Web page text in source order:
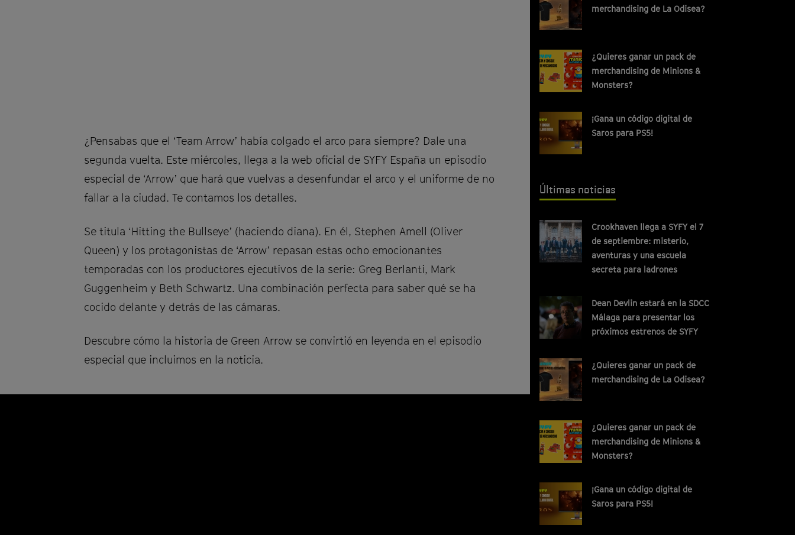
¿Pensabas que el ‘Team Arrow’ había colgado el arco para siempre? Dale una
segunda vuelta. Este miércoles, llega a la web oficial de SYFY España un episodio
especial de ‘Arrow’ que hará que vuelvas a desenfundar el arco y el uniforme de no
fallar a la ciudad. Te contamos los detalles.
Se titula ‘Hitting the Bullseye’ (haciendo diana). En él, Stephen Amell (Oliver
Queen) y los protagonistas de ‘Arrow’ repasan estas ocho emocionantes
temporadas con los productores ejecutivos de la serie: Greg Berlanti, Mark
Guggenheim y Beth Schwartz. Una combinación perfecta para saber qué se ha
cocido delante y detrás de las cámaras.
Descubre cómo la historia de Green Arrow se convirtió en leyenda en el episodio
especial que incluimos en la noticia.
merchandising de La Odisea?
¿Quieres ganar un pack de
merchandising de Minions &
Monsters?
¡Gana un código digital de
Saros para PS5!
Últimas noticias
Crookhaven llega a SYFY el 7
de septiembre: misterio,
aventuras y una escuela
secreta para ladrones
Dean Devlin estará en la SDCC
Málaga para presentar los
próximos estrenos de SYFY
¿Quieres ganar un pack de
merchandising de La Odisea?
¿Quieres ganar un pack de
merchandising de Minions &
Monsters?
¡Gana un código digital de
Saros para PS5!